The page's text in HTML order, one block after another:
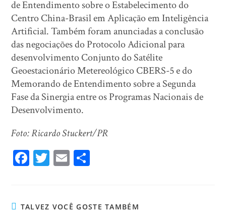
de Entendimento sobre o Estabelecimento do
Centro China-Brasil em Aplicação em Inteligência
Artificial. Também foram anunciadas a conclusão
das negociações do Protocolo Adicional para
desenvolvimento Conjunto do Satélite
Geoestacionário Metereológico CBERS-5 e do
Memorando de Entendimento sobre a Segunda
Fase da Sinergia entre os Programas Nacionais de
Desenvolvimento.
Foto: Ricardo Stuckert/PR
Fa
ok
T
er
E
TALVEZ VOCÊ GOSTE TAMBÉM